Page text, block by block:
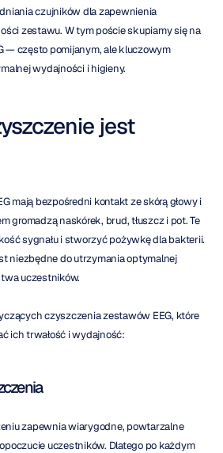
czujników dla zapewnienia
zestawu. W tym poście skupiamy się na
— często pomijanym, ale kluczowym
wydajności i higieny.
jest
mają bezpośredni kontakt ze skórą głowy i
gromadzą naskórek, brud, tłuszcz i pot. Te
sygnału i stworzyć pożywkę dla bakterii.
niezbędne do utrzymania optymalnej
uczestników.
czyszczenia zestawów EEG, które
ich trwałość i wydajność:
zapewnia wiarygodne, powtarzalne
uczestników. Dlatego po każdym